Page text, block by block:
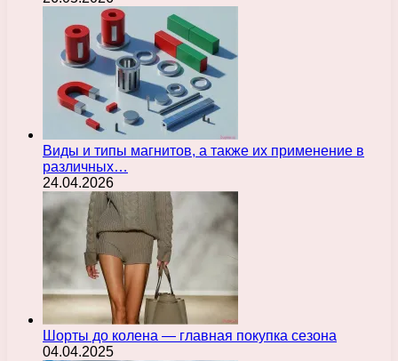
Виды и типы магнитов, а также их применение в
различных…
24.04.2026
Шорты до колена — главная покупка сезона
04.04.2025